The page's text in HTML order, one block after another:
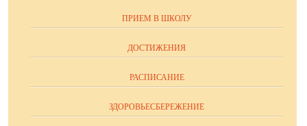
ПРИЕМ В ШКОЛУ
ДОСТИЖЕНИЯ
РАСПИСАНИЕ
ЗДОРОВЬЕСБЕРЕЖЕНИЕ